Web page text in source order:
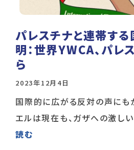
パレスチナと連帯す
明：世界YWCA、パレ
ら
2023年12月4日
国際的に広がる反対の声にも
エルは現在も、ガザへの激し
読む